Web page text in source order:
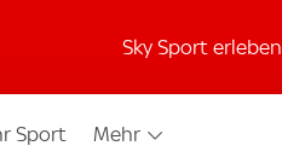
Sky Sport erleben
Sport Mehr